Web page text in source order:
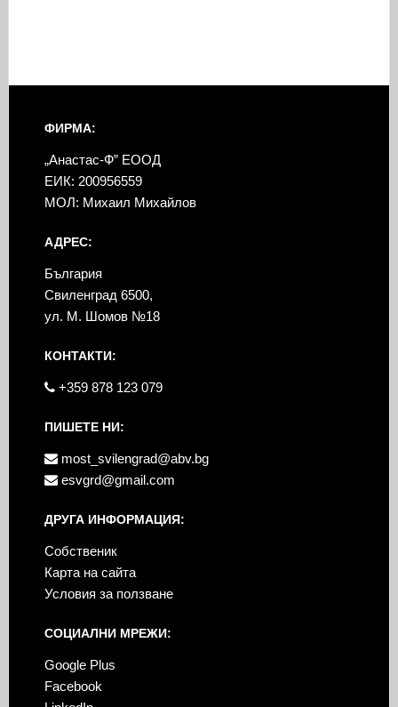
ФИРМА:
„Анастас-Ф” ЕООД
ЕИК: 200956559
МОЛ: Михаил Михайлов
АДРЕС:
България
Свиленград 6500,
ул. М. Шомов №18
КОНТАКТИ:
+359 878 123 079
ПИШЕТЕ НИ:
most_svilengrad@abv.bg
esvgrd@gmail.com
ДРУГА ИНФОРМАЦИЯ:
Собственик
Карта на сайта
Условия за ползване
СОЦИАЛНИ МРЕЖИ:
Google Plus
Facebook